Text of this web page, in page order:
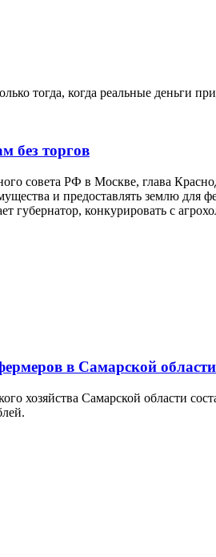
тогда, когда реальные деньги
без торгов
совета РФ в Москве, глава
и предоставлять землю для
конкурировать с
в Самарской области
хозяйства Самарской области